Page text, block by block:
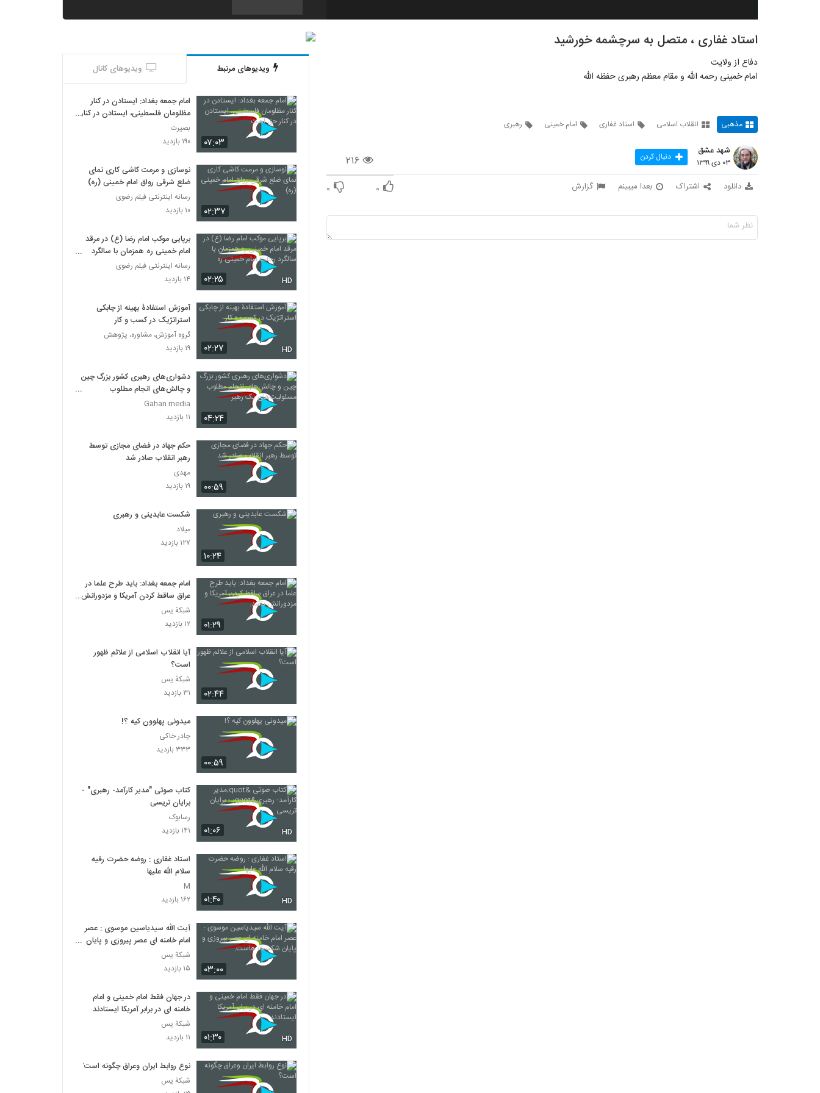
استاد غفاری ، متصل به سرچشمه خورشید
دفاع از ولایت
امام خمینی رحمه الله و مقام معظم رهبری حفظه الله
مذهبی انقلاب اسلامی استاد غفاری امام خمینی رهبری
۲۱۶
شهد عشق
۰۳ دی ۱۳۹۹ دنبال کردن
دانلود اشتراک بعدا میبینم گزارش ۰ ۰
ویدیوهای مرتبط ویدیوهای کانال
۰۷:۰۳
امام جمعه بغداد: ایستادن در کنار
مظلومان فلسطینی، ایستادن در کنار
حق است
بصیرت
۱۹۰ بازدید
۰۲:۳۷
نوسازی و مرمت کاشی کاری نمای
ضلع شرقی رواق امام خمینی (ره)
رسانه اینترنتی فیلم رضوی
۱۰ بازدید
۰۲:۲۵ HD
برپایی موکب امام رضا (ع) در مرقد
امام خمینی ره همزمان با سالگرد
رحلت امام خمینی ره
رسانه اینترنتی فیلم رضوی
۱۴ بازدید
۰۲:۲۷ HD
آموزش استفادۀ بهینه از چابکی
استراتژیک در کسب و کار
گروه آموزش، مشاوره، پژوهش
۱۹ بازدید
۰۴:۲۴
دشواری‌های رهبری کشور بزرگ چین
و چالش‌های انجام مطلوب
مسئولیت‌های یک رهبر
Gahan media
۱۱ بازدید
۰۰:۵۹
حکم جهاد در فضای مجازی توسط
رهبر انقلاب صادر شد
مهدی
۱۹ بازدید
۱۰:۲۴
شکست عابدینی و رهبری
میلاد
۱۲۷ بازدید
۰۱:۲۹
امام جمعه بغداد: باید طرح علما در
عراق ساقط کردن آمریکا و مزدورانش
باشد.
شبكة يس
۱۲ بازدید
۰۲:۴۴
آیا انقلاب اسلامی از علائم ظهور
است؟
شبكة يس
۳۱ بازدید
۰۰:۵۹
میدونی پهلوون کیه ؟!
چادر خاکی
۳۳۳ بازدید
۰۱:۰۶ HD
کتاب صوتی "مدیر کارآمد- رهبری" -
برایان تریسی
رسابوک
۱۴۱ بازدید
۰۱:۴۰ HD
استاد غفاری : روضه حضرت رقیه
سلام الله علیها
M
۱۶۲ بازدید
۰۳:۰۰
آیت الله سیدیاسین موسوی : عصر
امام خامنه ای عصر پیروزی و پایان
شکست هاست.
شبكة يس
۱۵ بازدید
۰۱:۳۰ HD
در جهان فقط امام خمینی و امام
خامنه ای در برابر آمریکا ایستادند
شبكة يس
۱۱ بازدید
نوع روابط ایران وعراق چگونه است؟
شبكة يس